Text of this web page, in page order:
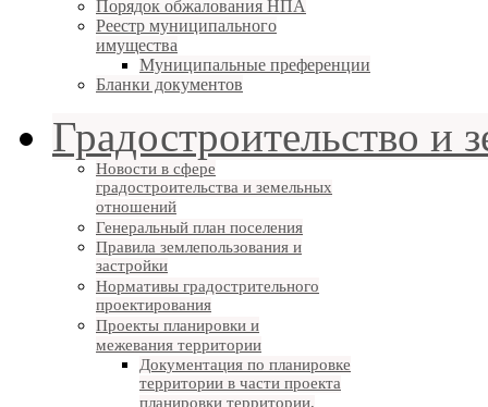
Порядок обжалования НПА
Реестр муниципального
имущества
Муниципальные преференции
Бланки документов
Градостроительство и
Новости в сфере
градостроительства и земельных
отношений
Генеральный план поселения
Правила землепользования и
застройки
Нормативы градострительного
проектирования
Проекты планировки и
межевания территории
Документация по планировке
территории в части проекта
планировки территории,